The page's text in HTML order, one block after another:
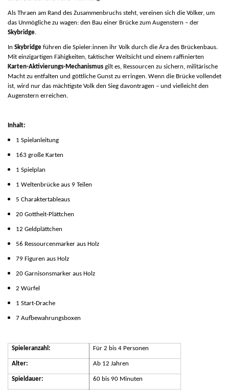
Als Thraen am Rand des Zusammenbruchs steht, vereinen sich die Völker, um
das Unmögliche zu wagen: den Bau einer Brücke zum Augenstern – der
Skybridge.
In Skybridge führen die Spieler:innen ihr Volk durch die Ära des Brückenbaus.
Mit einzigartigen Fähigkeiten, taktischer Weitsicht und einem raffinierten
Karten-Aktivierungs-Mechanismus gilt es, Ressourcen zu sichern, militärische
Macht zu entfalten und göttliche Gunst zu erringen. Wenn die Brücke vollendet
ist, wird nur das mächtigste Volk den Sieg davontragen – und vielleicht den
Augenstern erreichen.
Inhalt:
1 Spielanleitung
163 große Karten
1 Spielplan
1 Weltenbrücke aus 9 Teilen
5 Charaktertableaus
20 Gottheit-Plättchen
12 Geldplättchen
56 Ressourcenmarker aus Holz
79 Figuren aus Holz
20 Garnisonsmarker aus Holz
2 Würfel
1 Start-Drache
7 Aufbewahrungsboxen
Spieleranzahl: Für 2 bis 4 Personen
Alter: Ab 12 Jahren
Spieldauer: 60 bis 90 Minuten